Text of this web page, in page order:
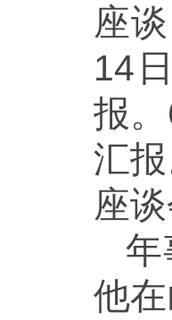
座
14
报
汇
座谈
年
他